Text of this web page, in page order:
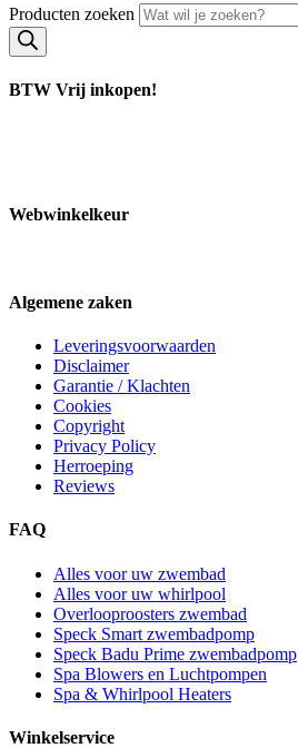
Producten zoeken
BTW Vrij inkopen!
Webwinkelkeur
Algemene zaken
Leveringsvoorwaarden
Disclaimer
Garantie / Klachten
Cookies
Copyright
Privacy Policy
Herroeping
Reviews
FAQ
Alles voor uw zwembad
Alles voor uw whirlpool
Overlooproosters zwembad
Speck Smart zwembadpomp
Speck Badu Prime zwembadpomp
Spa Blowers en Luchtpompen
Spa & Whirlpool Heaters
Winkelservice